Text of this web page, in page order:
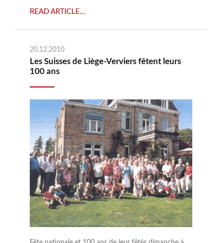
READ ARTICLE...
20.12.2010
Les Suisses de Liège-Verviers fêtent leurs
100 ans